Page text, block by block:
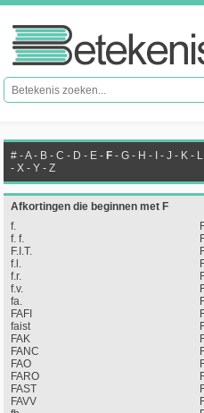
# -A- B -C - D - E - F -G - H - -J - K - L
-X -Y -Z
Afkortingen die beginnen met F
f.
f. f.
F.I.T.
f.l.
f.r.
f.v.
fa.
FAFI
faist
FAK
FANC
FAO
FARO
FAST
FAVV